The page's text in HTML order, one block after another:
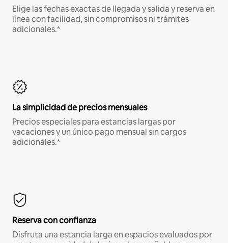
Elige las fechas exactas de llegada y salida y reserva en
línea con facilidad, sin compromisos ni trámites
adicionales.*
La simplicidad de precios mensuales
Precios especiales para estancias largas por
vacaciones y un único pago mensual sin cargos
adicionales.*
Reserva con confianza
Disfruta una estancia larga en espacios evaluados por